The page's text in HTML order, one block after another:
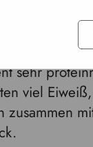
noch zu
sehr
viel